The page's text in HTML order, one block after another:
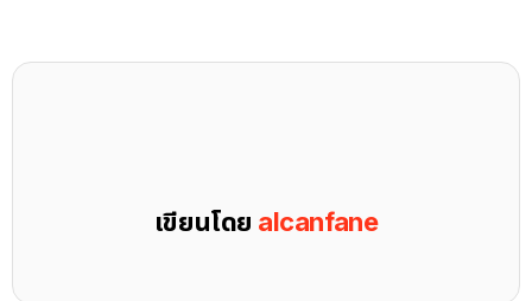
เขียนโดย alcanfane